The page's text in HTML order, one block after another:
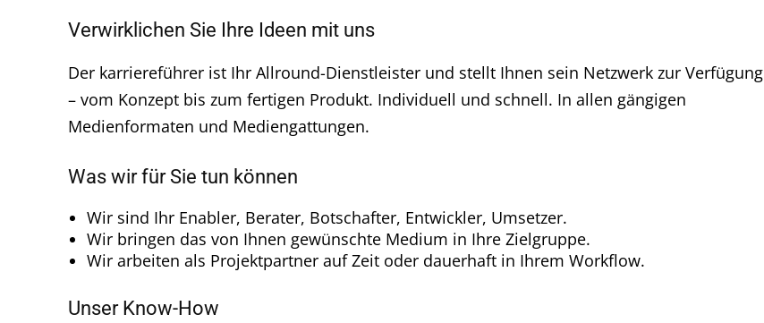
Verwirklichen Sie Ihre Ideen mit uns
Der karriereführer ist Ihr Allround-Dienstleister und stellt Ihnen sein Netzwerk zur Verfügung
– vom Konzept bis zum fertigen Produkt. Individuell und schnell. In allen gängigen
Medienformaten und Mediengattungen.
Was wir für Sie tun können
Wir sind Ihr Enabler, Berater, Botschafter, Entwickler, Umsetzer.
Wir bringen das von Ihnen gewünschte Medium in Ihre Zielgruppe.
Wir arbeiten als Projektpartner auf Zeit oder dauerhaft in Ihrem Workflow.
Unser Know-How